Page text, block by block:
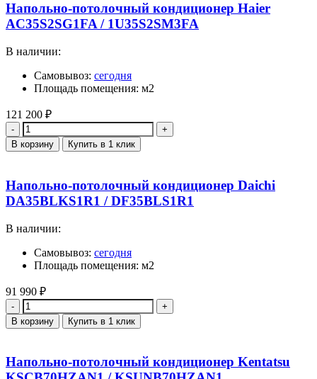
Напольно-потолочный кондиционер Haier
AC35S2SG1FA / 1U35S2SM3FA
В наличии:
Самовывоз: сегодня
Площадь помещения: м2
121 200 ₽
Количество
В корзину Купить в 1 клик
Напольно-потолочный кондиционер Daichi
DA35BLKS1R1 / DF35BLS1R1
В наличии:
Самовывоз: сегодня
Площадь помещения: м2
91 990 ₽
Количество
В корзину Купить в 1 клик
Напольно-потолочный кондиционер Kentatsu